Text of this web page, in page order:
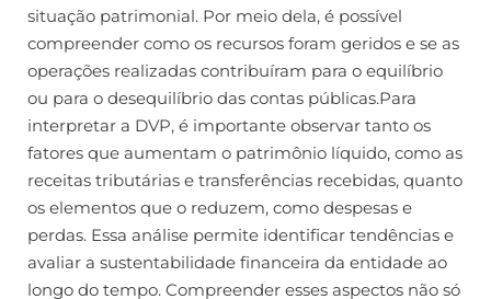
situação patrimonial. Por meio dela, é possível
compreender como os recursos foram geridos e se as
operações realizadas contribuíram para o equilíbrio
ou para o desequilíbrio das contas públicas.Para
interpretar a DVP, é importante observar tanto os
fatores que aumentam o patrimônio líquido, como as
receitas tributárias e transferências recebidas, quanto
os elementos que o reduzem, como despesas e
perdas. Essa análise permite identificar tendências e
avaliar a sustentabilidade financeira da entidade ao
longo do tempo. Compreender esses aspectos não só